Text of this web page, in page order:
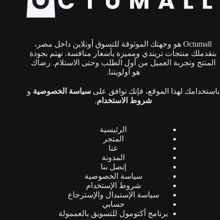
اختيار
المنتج
Octumall هو وجهتك الموثوقة للتسوق أونلاين داخل مصر،
بنقدملك منتجات تريندي ومميزة بأسعار منافسة. نهتم بجودة
المنتج وتجربة العميل من أول الطلب وحتى الاستلام. رضاك
هو أولويتنا.
باستخدامك لهذا الموقع، فإنك توافق علىسياسة الخصوصية و
شروط الاستخدام.
الرئيسية
المتجر
عنا
المدونة
إتصل بنا
سياسة الخصوصية
شروط الإستخدام
سياسة الإستبدال والإسترجاع
حسابي
برنامج أكتومول للتسويق بالعممولة